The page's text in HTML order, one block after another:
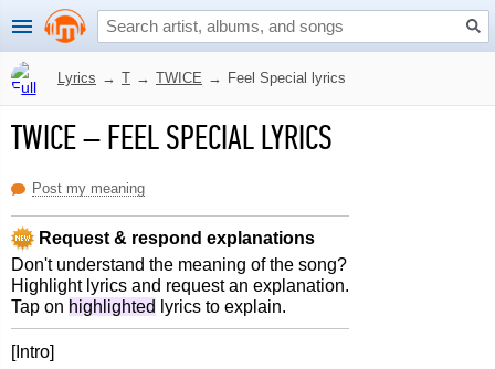
Lyrics → T → TWICE → Feel Special lyrics
TWICE–FEEL SPECIAL LYRICS
Post my meaning
Request & respond explanations
Don't understand the meaning of the song?
Highlight lyrics and request an explanation.
Tap on highlighted lyrics to explain.
[Intro]